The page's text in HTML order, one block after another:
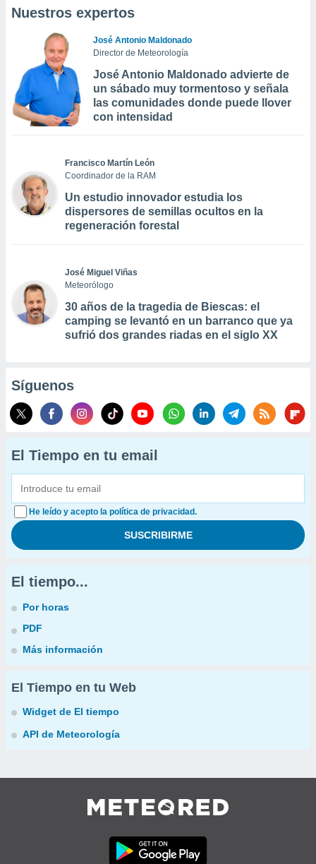
Nuestros expertos
José Antonio Maldonado
Director de Meteorología
José Antonio Maldonado advierte de
un sábado muy tormentoso y señala
las comunidades donde puede llover
con intensidad
Francisco Martín León
Coordinador de la RAM
Un estudio innovador estudia los
dispersores de semillas ocultos en la
regeneración forestal
José Miguel Viñas
Meteorólogo
30 años de la tragedia de Biescas: el
camping se levantó en un barranco que ya
sufrió dos grandes riadas en el siglo XX
Síguenos
El Tiempo en tu email
He leído y acepto la política de privacidad.
El tiempo...
Por horas
PDF
Más información
El Tiempo en tu Web
Widget de El tiempo
API de Meteorología